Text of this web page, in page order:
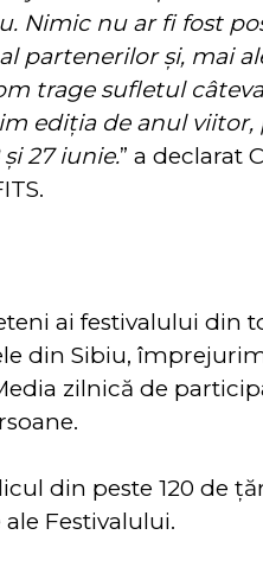
Nimic nu ar fi fost
partenerilor și, mai
trage sufletul
ediția de anul viitor,
27 iunie.” a declarat
ai festivalului din
din Sibiu,
zilnică de
din peste 120 de
Festivalului.